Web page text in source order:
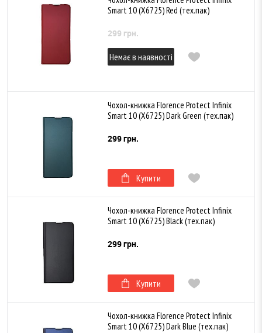
Smart 10 (X6725) Red (тех.пак)
299 грн.
Немає в наявності
Чохол-книжка Florence Protect Infinix
Smart 10 (X6725) Dark Green (тех.пак)
299 грн.
Купити
Чохол-книжка Florence Protect Infinix
Smart 10 (X6725) Black (тех.пак)
299 грн.
Купити
Чохол-книжка Florence Protect Infinix
Smart 10 (X6725) Dark Blue (тех.пак)